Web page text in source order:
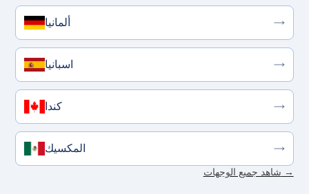
ألمانيا
اسبانيا
كندا
المكسيك
شاهد جميع الوجهات →